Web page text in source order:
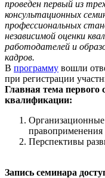
проведен первый из
консультационных
профессиональных
независимой оценки
работодателей и
кадров.
В программу вошли
при регистрации
Главная тема первого
квалификации:
правоприменения
Перспективы
Запись семинара